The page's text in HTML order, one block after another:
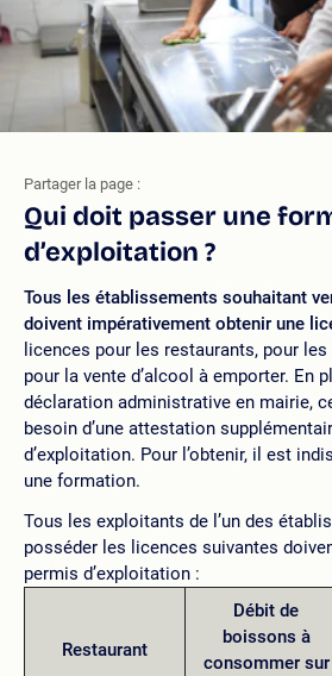
Qui doit passer une
d’exploitation ?
Tous les établissements souhaitant
doivent impérativement obtenir une
licences pour les restaurants, pour
pour la vente d’alcool à emporter. En
déclaration administrative en mairie,
besoin d’une attestation
d’exploitation. Pour l’obtenir, il est
une formation.
Tous les exploitants de l’un des
posséder les licences suivantes
permis d’exploitation :
Restaurant
Débit de
boissons à
consommer sur
Partager la page :